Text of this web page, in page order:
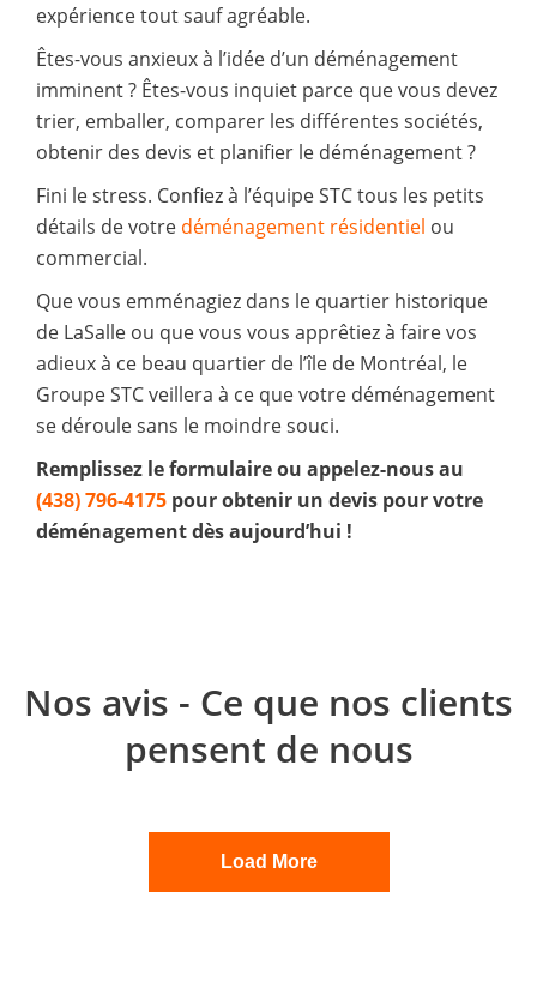
expérience tout sauf agréable.
Êtes-vous anxieux à l’idée d’un déménagement
imminent ? Êtes-vous inquiet parce que vous devez
trier, emballer, comparer les différentes sociétés,
obtenir des devis et planifier le déménagement ?
Fini le stress. Confiez à l’équipe STC tous les petits
détails de votre déménagement résidentiel ou
commercial.
Que vous emménagiez dans le quartier historique
de LaSalle ou que vous vous apprêtiez à faire vos
adieux à ce beau quartier de l’île de Montréal, le
Groupe STC veillera à ce que votre déménagement
se déroule sans le moindre souci.
Remplissez le formulaire ou appelez-nous au
(438) 796-4175 pour obtenir un devis pour votre
déménagement dès aujourd’hui !
Nos avis - Ce que nos clients
pensent de nous
Mylène Laberge-Bédard
Evgenia Lobodenko
Lorraine
Suzanne Vermette
Julie Occleston
Viviane Corcos
Carol Eatman
Anabel Hebert
Danielle Richer
Load More